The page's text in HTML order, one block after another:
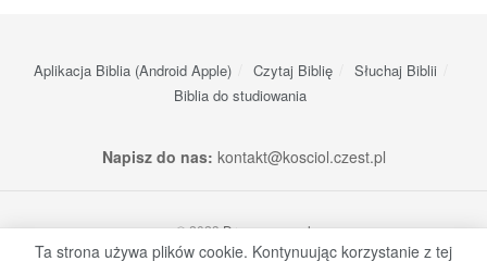
Aplikacja Biblia (Android Apple) Czytaj Biblię
Słuchaj Biblii
Biblia do studiowania
Napisz do nas: kontakt@kosciol.czest.pl
© 2023Dream-apps.pl
Ta strona używa plików cookie. Kontynuując korzystanie z tej